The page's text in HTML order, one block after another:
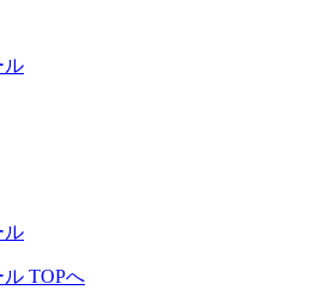
ル
ル
TOPへ